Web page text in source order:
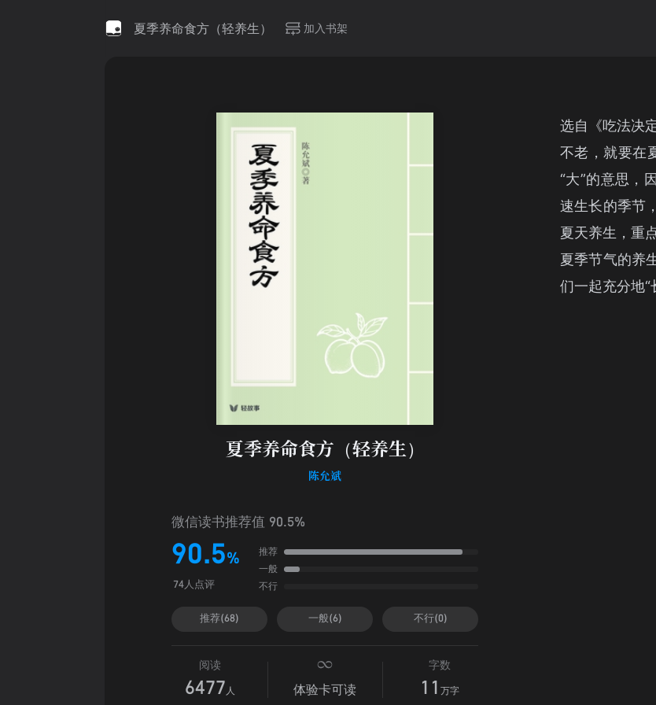
夏季养命食方（轻养生） 加入书架
夏季养命食方（轻养生）
陈允斌
微信读书推荐值 90.5%
90.5%
74人点评
推荐
一般
不行
推荐(68) 一般(6) 不行(0)
阅读
6477 人 体验卡可读
字数
11万字
选自《吃法决
不老，就要在
“大”的意思，
速生长的季节
夏天养生，重
夏季节气的养
们一起充分地“